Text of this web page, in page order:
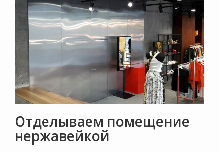
Отделываем помещение
нержавейкой